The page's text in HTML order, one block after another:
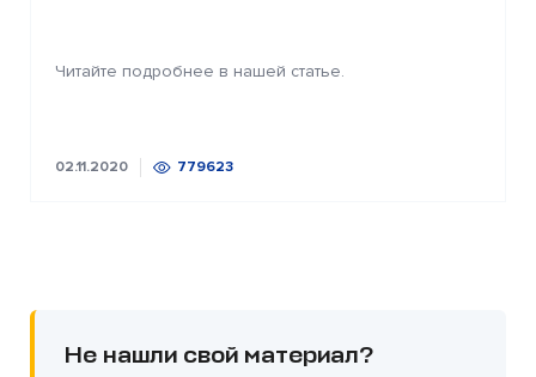
Читайте подробнее в нашей статье.
02.11.2020 779623
Не нашли свой материал?